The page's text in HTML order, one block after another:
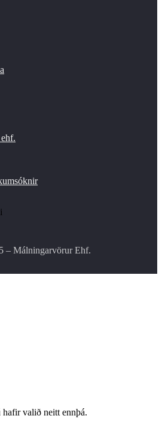
– Málningarvörur Ehf.
valið neitt ennþá.